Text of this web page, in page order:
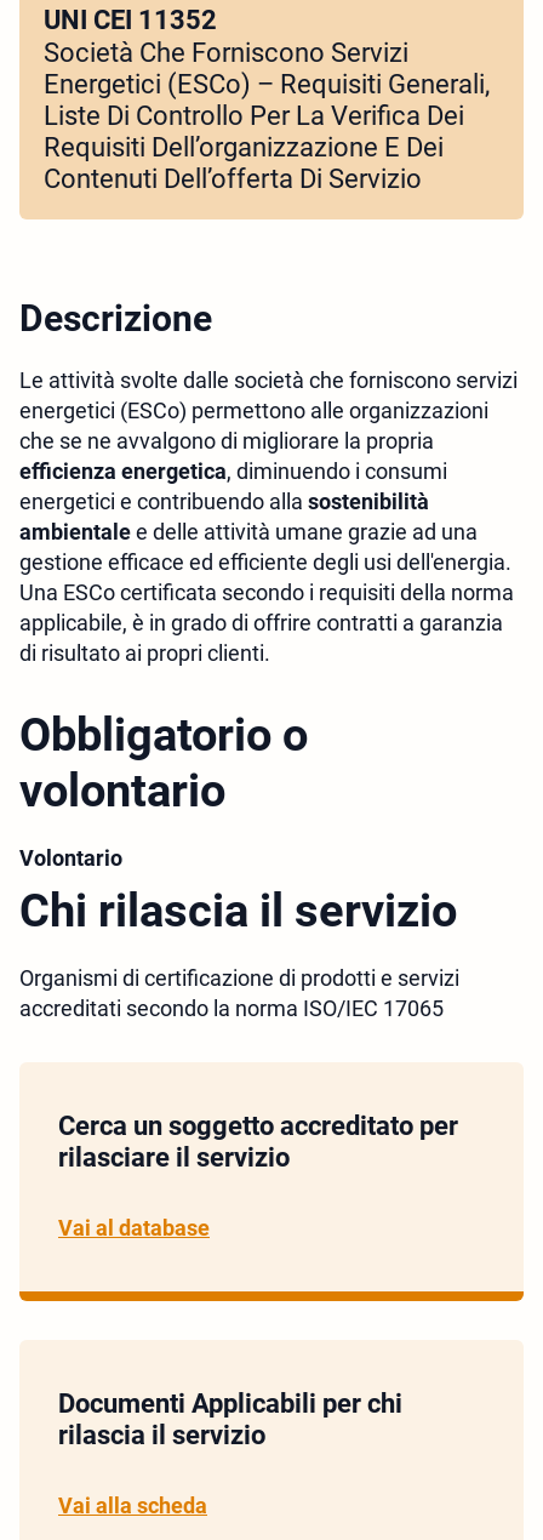
UNI CEI 11352
Società Che Forniscono Servizi
Energetici (ESCo) – Requisiti Generali,
Liste Di Controllo Per La Verifica Dei
Requisiti Dell’organizzazione E Dei
Contenuti Dell’offerta Di Servizio
Descrizione
Le attività svolte dalle società che forniscono servizi
energetici (ESCo) permettono alle organizzazioni
che se ne avvalgono di migliorare la propria
efficienza energetica, diminuendo i consumi
energetici e contribuendo alla sostenibilità
ambientalee delle attività umane grazie ad una
gestione efficace ed efficiente degli usi dell'energia.
Una ESCo certificata secondo i requisiti della norma
applicabile, è in grado di offrire contratti a garanzia
di risultato ai propri clienti.
Obbligatorio o
volontario
Volontario
Chi rilascia il servizio
Organismi di certificazione di prodotti e servizi
accreditati secondo la norma ISO/IEC 17065
Cerca un soggetto accreditato per
rilasciare il servizio
Vai al database
Documenti Applicabili per chi
rilascia il servizio
Vai alla scheda